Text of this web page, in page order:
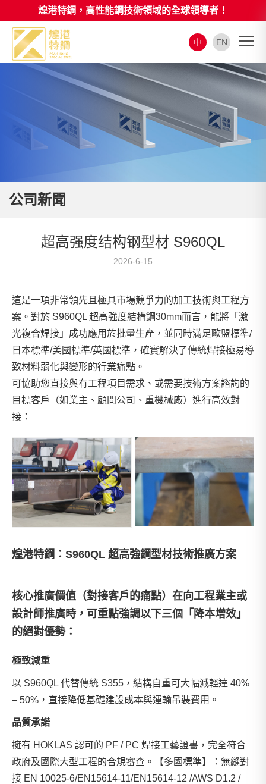
煌港特鋼，高性能鋼技術領域的全球領導者！
中 EN
公司新聞
超高强度结构钢型材 S960QL
2026-6-15
這是一項非常領先且極具市場競爭力的加工技術與工程方
案。對於 S960QL 超高強度結構鋼30mm而言，能將「激
光複合焊接」成功應用於批量生產，並同時滿足歐盟標準/
日本標準/美國標準/英國標準，確實解決了傳統焊接極易導
致材料弱化與變形的行業痛點。
可協助您直接與有工程項目需求、或需要技術方案諮詢的
目標客戶（如業主、顧問公司、重機械廠）進行高效對
接：
煌港特鋼：S960QL 超高強鋼型材技術推廣方案
核心推廣價值（對接客戶的痛點）在向工程業主或
設計師推廣時，可重點強調以下三個「降本增效」
的絕對優勢：
極致減重
以 S960QL 代替傳統 S355，結構自重可大幅減輕達 40%
– 50%，直接降低基礎建設成本與運輸吊裝費用。
品質承諾
擁有 HOKLAS 認可的 PF / PC 焊接工藝證書，完全符合
政府及國際大型工程的合規審查。【多國標準】：無縫對
接 EN 10025-6/EN15614-11/EN15614-12 /AWS D1.2 /